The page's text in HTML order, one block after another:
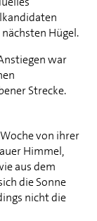
Hügel.
war
Strecke.
von ihrer
Himmel,
aus dem
die Sonne
nicht die